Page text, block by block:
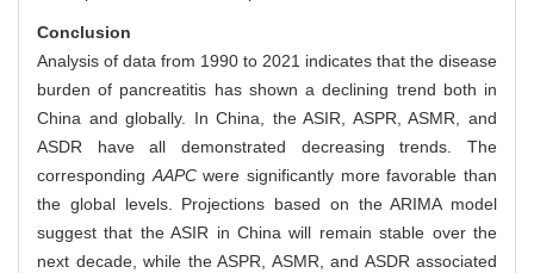
Conclusion
Analysis of data from 1990 to 2021 indicates that the disease
burden of pancreatitis has shown a declining trend both in
China and globally. In China, the ASIR, ASPR, ASMR, and
ASDR have all demonstrated decreasing trends. The
correspondingAAPCwere significantly more favorable than
the global levels. Projections based on the ARIMA model
suggest that the ASIR in China will remain stable over the
next decade, while the ASPR, ASMR, and ASDR associated